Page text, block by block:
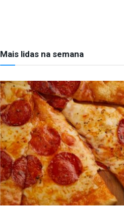
Mais lidas na semana